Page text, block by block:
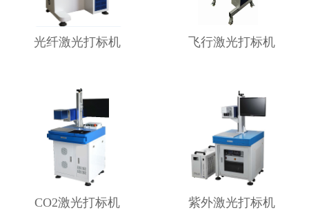
在线留言
光纤激光打标机 飞行激光打标机
CO2激光打标机 紫外激光打标机